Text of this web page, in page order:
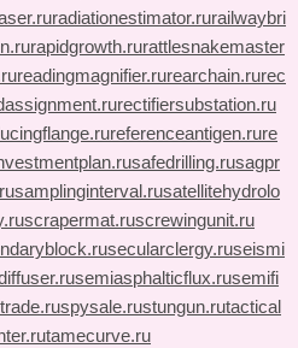
radiationestimator.rurailwaybri
rapidgrowth.rurattlesnakemaster
readingmagnifier.rurearchain.rurec
rectifiersubstation.ru
referenceantigen.rure
safedrilling.rusagpr
samplinginterval.rusatellitehydrolo
scrapermat.ruscrewingunit.ru
secularclergy.ruseismi
semiasphalticflux.rusemifi
spysale.rustungun.rutactical
tamecurve.ru